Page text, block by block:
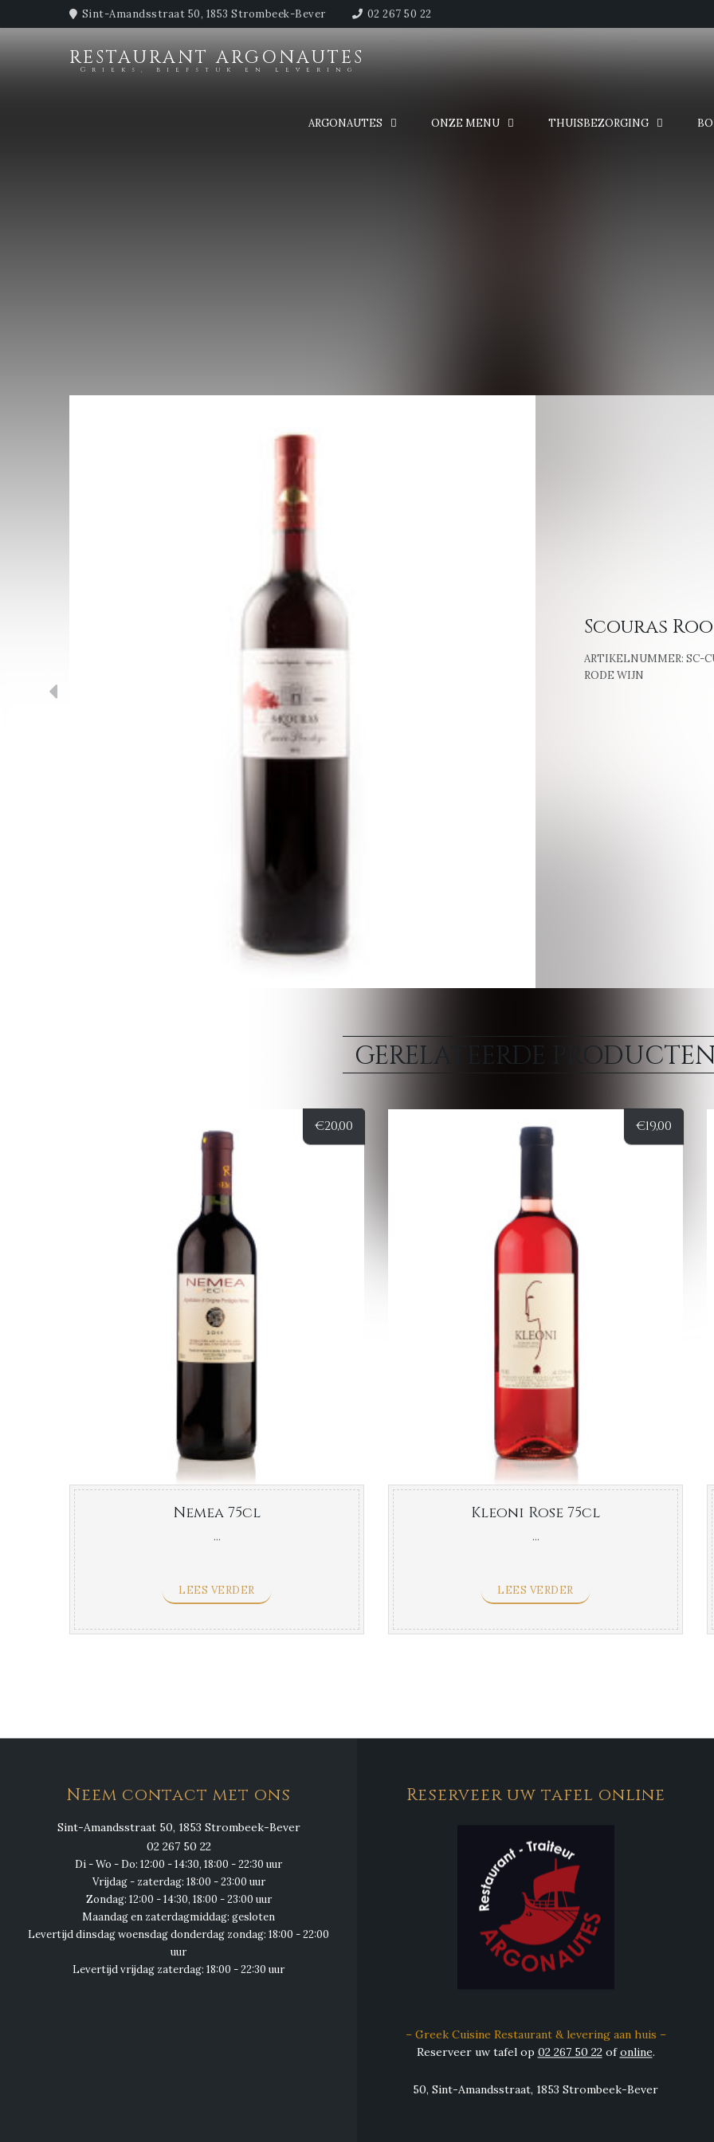
Sint-Amandsstraat 50, 1853 Strombeek-Bever 02 267 50 22
RESTAURANT ARGONAUTES
Grieks, biefstuk en levering
ARGONAUTES ONZE MENU THUISBEZORGING
Scouras
ARTIKELNUMMER: SC-
RODE WIJN
GERELATEERDE
€20,00
Nemea 75cl
...
LEES VERDER
€19,00
Kleoni Rose 75cl
...
LEES VERDER
Neem contact met ons
Sint-Amandsstraat 50, 1853 Strombeek-Bever
02 267 50 22
Di - Wo - Do: 12:00 - 14:30, 18:00 - 22:30 uur
Vrijdag - zaterdag: 18:00 - 23:00 uur
Zondag: 12:00 - 14:30, 18:00 - 23:00 uur
Maandag en zaterdagmiddag: gesloten
Levertijd dinsdag woensdag donderdag zondag: 18:00 - 22:00
uur
Levertijd vrijdag zaterdag: 18:00 - 22:30 uur
Reserveer uw tafel online
– Greek Cuisine Restaurant & levering aan huis –
Reserveer uw tafel op 02 267 50 22ofonline.
50, Sint-Amandsstraat, 1853 Strombeek-Bever